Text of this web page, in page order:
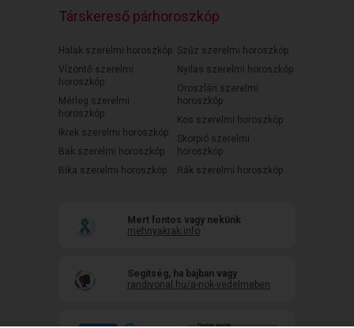
Társkereső párhoroszkóp
Halak szerelmi horoszkóp
Vízöntő szerelmi
horoszkóp
Mérleg szerelmi
horoszkóp
Ikrek szerelmi horoszkóp
Bak szerelmi horoszkóp
Bika szerelmi horoszkóp
Szűz szerelmi horoszkóp
Nyilas szerelmi horoszkóp
Oroszlán szerelmi
horoszkóp
Kos szerelmi horoszkóp
Skorpió szerelmi
horoszkóp
Rák szerelmi horoszkóp
Mert fontos vagy nekünk
mehnyakrak.info
Segítség, ha bajban vagy
randivonal.hu/a-nok-vedelmeben